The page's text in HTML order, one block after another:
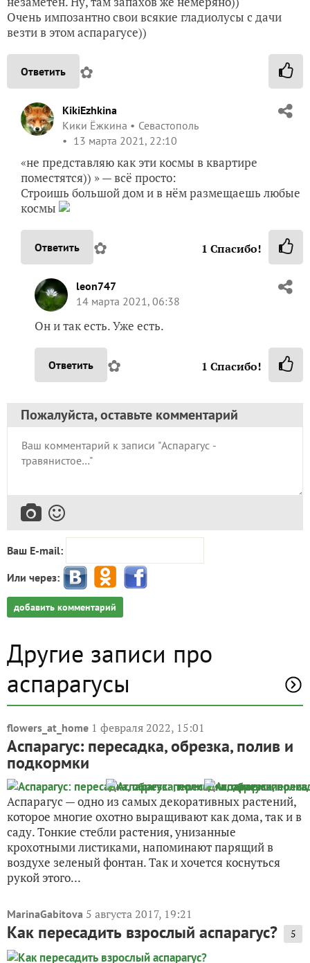
Очень импозантно свои всякие гладиолусы с дачи
везти в этом аспарагусе))
Ответить ✿
KikiEzhkina
Кики Ёжкина
Севастополь
13 марта 2021, 22:10
«не представляю как эти космы в квартире
поместятся)) » — всё просто:
Строишь большой дом и в нём размещаешь любые
космы
Ответить ✿ 1 Спасибо!
leon747
14 марта 2021, 06:38
Он и так есть. Уже есть.
Ответить ✿ 1 Спасибо!
Пожалуйста, оставьте комментарий
Ваш E-mail:
Или через:
добавить комментарий
Другие записи про
аспарагусы
flowers_at_home 1 февраля 2022, 15:01
Аспарагус: пересадка, обрезка, полив и
подкормки
Аспарагус — одно из самых декоративных растений,
которое многие охотно выращивают как дома, так и в
саду. Тонкие стебли растения, унизанные
крохотными листиками, напоминают парящий в
воздухе зеленый фонтан. Так и хочется коснуться
рукой этого...
MarinaGabitova 5 августа 2017, 19:21
Как пересадить взрослый аспарагус? 5